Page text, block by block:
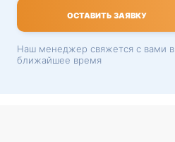
ОСТАВИТЬ ЗАЯВКУ
Наш менеджер свяжется с вами в
ближайшее время